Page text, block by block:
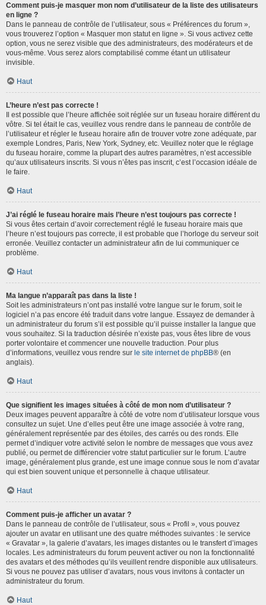
Comment puis-je masquer mon nom d’utilisateur de la liste des utilisateurs
en ligne ?
Dans le panneau de contrôle de l’utilisateur, sous « Préférences du forum »,
vous trouverez l’option « Masquer mon statut en ligne ». Si vous activez cette
option, vous ne serez visible que des administrateurs, des modérateurs et de
vous-même. Vous serez alors comptabilisé comme étant un utilisateur
invisible.
Haut
L’heure n’est pas correcte !
Il est possible que l’heure affichée soit réglée sur un fuseau horaire différent du
vôtre. Si tel était le cas, veuillez vous rendre dans le panneau de contrôle de
l’utilisateur et régler le fuseau horaire afin de trouver votre zone adéquate, par
exemple Londres, Paris, New York, Sydney, etc. Veuillez noter que le réglage
du fuseau horaire, comme la plupart des autres paramètres, n’est accessible
qu’aux utilisateurs inscrits. Si vous n’êtes pas inscrit, c’est l’occasion idéale de
le faire.
Haut
J’ai réglé le fuseau horaire mais l’heure n’est toujours pas correcte !
Si vous êtes certain d’avoir correctement réglé le fuseau horaire mais que
l’heure n’est toujours pas correcte, il est probable que l’horloge du serveur soit
erronée. Veuillez contacter un administrateur afin de lui communiquer ce
problème.
Haut
Ma langue n’apparaît pas dans la liste !
Soit les administrateurs n’ont pas installé votre langue sur le forum, soit le
logiciel n’a pas encore été traduit dans votre langue. Essayez de demander à
un administrateur du forum s’il est possible qu’il puisse installer la langue que
vous souhaitez. Si la traduction désirée n’existe pas, vous êtes libre de vous
porter volontaire et commencer une nouvelle traduction. Pour plus
d’informations, veuillez vous rendre sur le site internet de phpBB® (en
anglais).
Haut
Que signifient les images situées à côté de mon nom d’utilisateur ?
Deux images peuvent apparaître à côté de votre nom d’utilisateur lorsque vous
consultez un sujet. Une d’elles peut être une image associée à votre rang,
généralement représentée par des étoiles, des carrés ou des ronds. Elle
permet d’indiquer votre activité selon le nombre de messages que vous avez
publié, ou permet de différencier votre statut particulier sur le forum. L’autre
image, généralement plus grande, est une image connue sous le nom d’avatar
qui est bien souvent unique et personnelle à chaque utilisateur.
Haut
Comment puis-je afficher un avatar ?
Dans le panneau de contrôle de l’utilisateur, sous « Profil », vous pouvez
ajouter un avatar en utilisant une des quatre méthodes suivantes : le service
« Gravatar », la galerie d’avatars, les images distantes ou le transfert d’images
locales. Les administrateurs du forum peuvent activer ou non la fonctionnalité
des avatars et des méthodes qu’ils veuillent rendre disponible aux utilisateurs.
Si vous ne pouvez pas utiliser d’avatars, nous vous invitons à contacter un
administrateur du forum.
Haut